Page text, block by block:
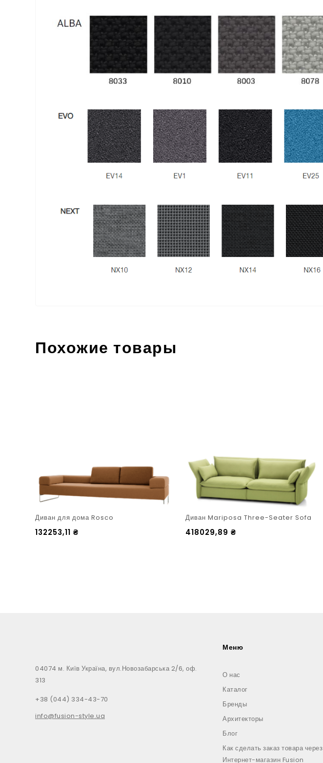
Похожие товары
Диван для дома Rosco
132253,11 ₴
Диван Mariposa Three-Seater Sofa
418029,89 ₴
04074 м. Київ Україна, вул.Новозабарська 2/6, оф.
313
+38 (044) 334-43-70
info@fusion-style.ua
Меню
О нас
Каталог
Бренды
Архитекторы
Блог
Как сделать заказ товара через
Интернет-магазин Fusion